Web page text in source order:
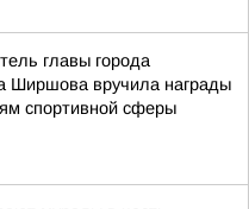
главы города
Ширшова вручила награды
спортивной сферы